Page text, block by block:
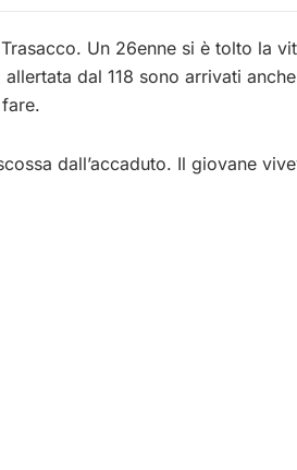
Un 26enne si è tolto la
allertata dal 118 sono arrivati
dall’accaduto. Il giovane